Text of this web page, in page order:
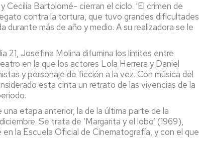
Bartolomé- cierran el ciclo. ‘El crimen de
contra la tortura, que tuvo grandes dificultades
más de año y medio. A su realizadora se le
21, Josefina Molina difumina los límites entre
en la que los actores Lola Herrera y Daniel
y personaje de ficción a la vez. Con música del
esta cinta un retrato de las vivencias de la
etapa anterior, la de la última parte de la
Se trata de ‘Margarita y el lobo’ (1969),
la Escuela Oficial de Cinematografía, y con el que